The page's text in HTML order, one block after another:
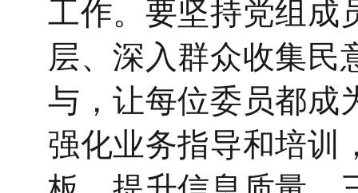
工作。 要坚持党组成
层、深入群众收集民
与，让每位委员都成
强化业务指导和培训